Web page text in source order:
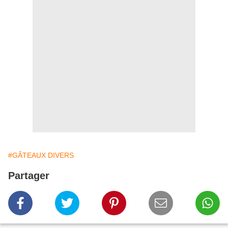
#GÂTEAUX DIVERS
Partager